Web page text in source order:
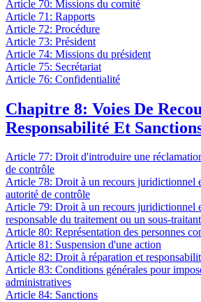
Article 70: Missions du comité
Article 71: Rapports
Article 72: Procédure
Article 73: Président
Article 74: Missions du président
Article 75: Secrétariat
Article 76: Confidentialité
Chapitre 8: Voies De
Responsabilité Et
Article 77: Droit d'introduire une
de contrôle
Article 78: Droit à un recours juridictionnel
autorité de contrôle
Article 79: Droit à un recours juridictionnel
responsable du traitement ou un sous-traitant
Article 80: Représentation des personnes
Article 81: Suspension d'une action
Article 82: Droit à réparation et
Article 83: Conditions générales pour
administratives
Article 84: Sanctions